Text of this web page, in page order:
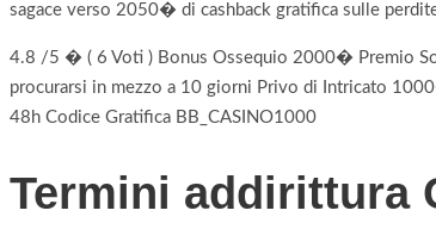
sagace verso 2050� di cashback gratifica sulle
4.8 /5 � ( 6 Voti ) Bonus Ossequio 2000� Premio
procurarsi in mezzo a 10 giorni Privo di Intricato
48h Codice Gratifica BB_CASINO1000
Termini addirittura